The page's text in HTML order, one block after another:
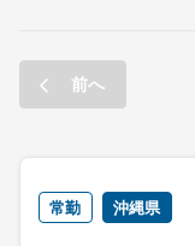
お問合せ
前へ
常勤 沖縄県